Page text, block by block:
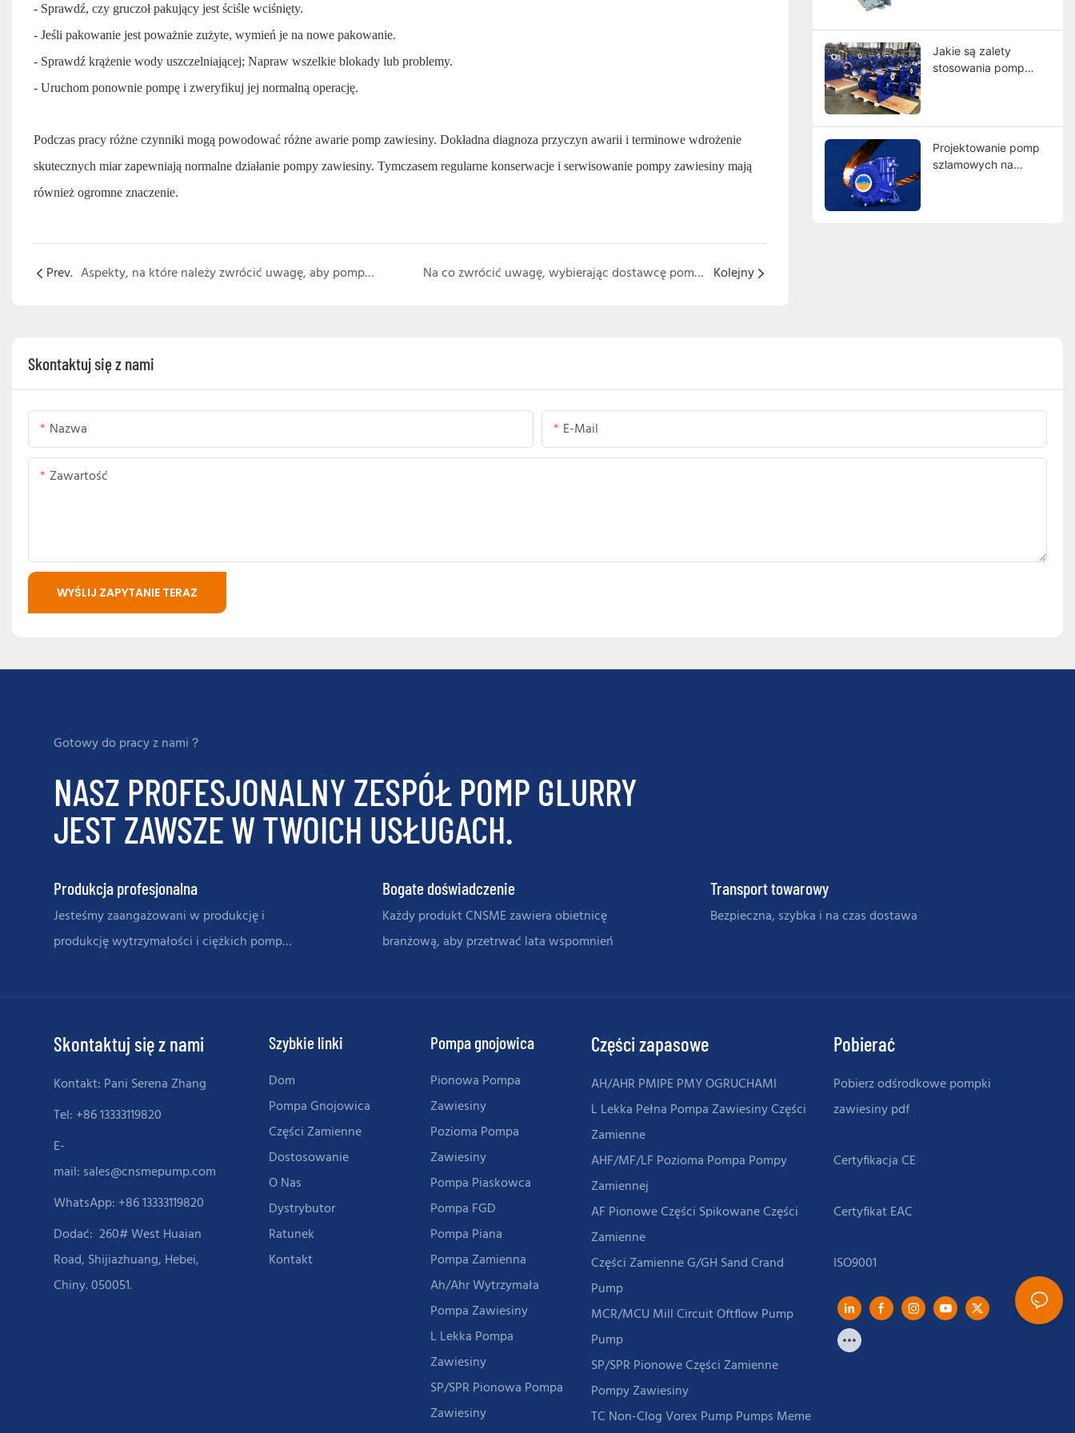
- Sprawdź, czy gruczoł pakujący jest ściśle wciśnięty.
- Jeśli pakowanie jest poważnie zużyte, wymień je na nowe pakowanie.
- Sprawdź krążenie wody uszczelniającej; Napraw wszelkie blokady lub problemy.
- Uruchom ponownie pompę i zweryfikuj jej normalną operację.
Podczas pracy różne czynniki mogą powodować różne awarie pomp zawiesiny. Dokładna diagnoza przyczyn awarii i terminowe wdrożenie
skutecznych miar zapewniają normalne działanie pompy zawiesiny. Tymczasem regularne konserwacje i serwisowanie pompy zawiesiny mają
również ogromne znaczenie.
Prev. Aspekty, na które należy zwrócić uwagę, aby pompy zawiesiny działały stabilnie i wydajnie w serii Na co zwrócić uwagę, wybierając dostawcę pompy zawiesiny Kolejny
Jakie są zalety
stosowania pomp
Projektowanie pomp
szlamowych na
Skontaktuj się z nami
Nazwa E-Mail
Zawartość
WYŚLIJ ZAPYTANIE TERAZ
Gotowy do pracy z nami？
NASZ PROFESJONALNY ZESPÓŁ POMP GLURRY
JEST ZAWSZE W TWOICH USŁUGACH.
Produkcja profesjonalna
Jesteśmy zaangażowani w produkcję i
produkcję wytrzymałości i ciężkich pomp
Bogate doświadczenie
Każdy produkt CNSME zawiera obietnicę
branżową, aby przetrwać lata wspomnień
Transport towarowy
Bezpieczna, szybka i na czas dostawa
Skontaktuj się z nami
Kontakt: Pani Serena Zhang
Tel: +86 13333119820
E-
mail: sales@cnsmepump.com
WhatsApp: +86 13333119820
Dodać: 260# West Huaian
Road, Shijiazhuang, Hebei,
Chiny. 050051.
Szybkie linki
Dom
Pompa Gnojowica
Części Zamienne
Dostosowanie
O Nas
Dystrybutor
Ratunek
Kontakt
Pompa gnojowica
Pionowa Pompa
Zawiesiny
Pozioma Pompa
Zawiesiny
Pompa Piaskowca
Pompa FGD
Pompa Piana
Pompa Zamienna
Ah/ahr Wytrzymała
Pompa Zawiesiny
L Lekka Pompa
Zawiesiny
SP/SPR Pionowa Pompa
Zawiesiny
Części zapasowe
AH/AHR PMIPE PMY OGRUCHAMI
L Lekka Pełna Pompa Zawiesiny Części
Zamienne
AHF/MF/LF Pozioma Pompa Pompy
Zamiennej
AF Pionowe Części Spikowane Części
Zamienne
Części Zamienne G/GH Sand Crand
Pump
MCR/MCU Mill Circuit Oftflow Pump
Pump
SP/SPR Pionowe Części Zamienne
Pompy Zawiesiny
TC Non-Clog Vorex Pump Pumps Meme
Pobierać
Pobierz odśrodkowe pompki
zawiesiny pdf
Certyfikacja CE